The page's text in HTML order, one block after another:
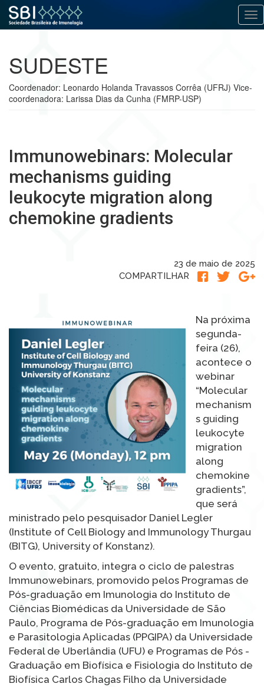
o
conteúdo
SUDESTE
Coordenador: Leonardo Holanda Travassos Corrêa (UFRJ) Vice-
coordenadora: Larissa Dias da Cunha (FMRP-USP)
Immunowebinars: Molecular
mechanisms guiding
leukocyte migration along
chemokine gradients
23 de maio de 2025
COMPARTILHAR
Na próxima
segunda-
feira (26),
acontece o
webinar
“Molecular
mechanism
s guiding
leukocyte
migration
along
chemokine
gradients”,
que será
ministrado pelo pesquisador Daniel Legler
(Institute of Cell Biology and Immunology Thurgau
(BITG), University of Konstanz).
O evento, gratuito, integra o ciclo de palestras
Immunowebinars, promovido pelos Programas de
Pós-graduação em Imunologia do Instituto de
Ciências Biomédicas da Universidade de São
Paulo, Programa de Pós-graduação em Imunologia
e Parasitologia Aplicadas (PPGIPA) da Universidade
Federal de Uberlândia (UFU) e Programas de Pós -
Graduação em Biofísica e Fisiologia do Instituto de
Biofísica Carlos Chagas Filho da Universidade